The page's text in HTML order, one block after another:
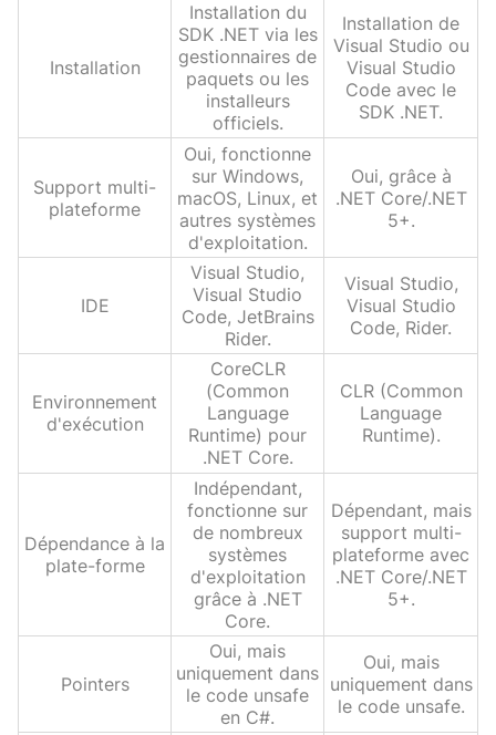
Installation
Installation du
SDK .NET via les
gestionnaires de
paquets ou les
installeurs
officiels.
Installation de
Visual Studio ou
Visual Studio
Code avec le
SDK .NET.
Support multi-
plateforme
Oui, fonctionne
sur Windows,
macOS, Linux, et
autres systèmes
d'exploitation.
Oui, grâce à
.NET Core/.NET
5+.
IDE
Visual Studio,
Visual Studio
Code, JetBrains
Rider.
Visual Studio,
Visual Studio
Code, Rider.
Environnement
d'exécution
CoreCLR
(Common
Language
Runtime) pour
.NET Core.
CLR (Common
Language
Runtime).
Dépendance à la
plate-forme
Indépendant,
fonctionne sur
de nombreux
systèmes
d'exploitation
grâce à .NET
Core.
Dépendant, mais
support multi-
plateforme avec
.NET Core/.NET
5+.
Pointers
Oui, mais
uniquement dans
le code unsafe
en C#.
Oui, mais
uniquement dans
le code unsafe.